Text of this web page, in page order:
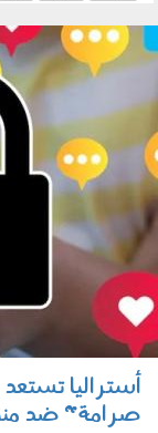
051203.jpg
أستراليا
صرامة" ضد